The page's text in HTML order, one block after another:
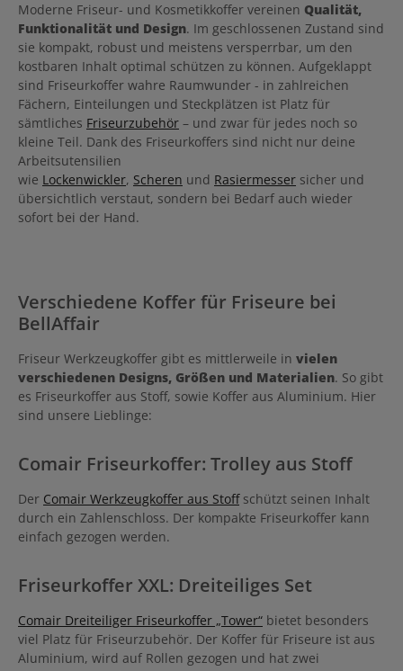
Moderne Friseur- und Kosmetikkoffer vereinen Qualität,
Funktionalität und Design. Im geschlossenen Zustand sind
sie kompakt, robust und meistens versperrbar, um den
kostbaren Inhalt optimal schützen zu können. Aufgeklappt
sind Friseurkoffer wahre Raumwunder - in zahlreichen
Fächern, Einteilungen und Steckplätzen ist Platz für
sämtliches Friseurzubehör – und zwar für jedes noch so
kleine Teil. Dank des Friseurkoffers sind nicht nur deine
Arbeitsutensilien
wie Lockenwickler, Scheren und Rasiermesser sicher und
übersichtlich verstaut, sondern bei Bedarf auch wieder
sofort bei der Hand.
Verschiedene Koffer für Friseure bei
BellAffair
Friseur Werkzeugkoffer gibt es mittlerweile in vielen
verschiedenen Designs, Größen und Materialien. So gibt
es Friseurkoffer aus Stoff, sowie Koffer aus Aluminium. Hier
sind unsere Lieblinge:
Comair Friseurkoffer: Trolley aus Stoff
Der Comair Werkzeugkoffer aus Stoffschützt seinen Inhalt
durch ein Zahlenschloss. Der kompakte Friseurkoffer kann
einfach gezogen werden.
Friseurkoffer XXL: Dreiteiliges Set
Comair Dreiteiliger Friseurkoffer „Tower“ bietet besonders
viel Platz für Friseurzubehör. Der Koffer für Friseure ist aus
Aluminium, wird auf Rollen gezogen und hat zwei